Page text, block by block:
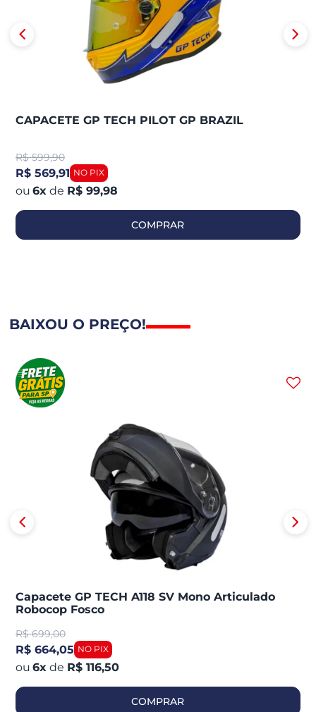
CAPACETE GP TECH PILOT GP BRAZIL
R$ 599,90
R$ 569,91
6x de R$ 99,98
COMPRAR
BAIXOU O PREÇO!
Capacete GP TECH A118 SV Mono Articulado
Robocop Fosco
R$ 699,00
R$ 664,05
6x de R$ 116,50
COMPRAR